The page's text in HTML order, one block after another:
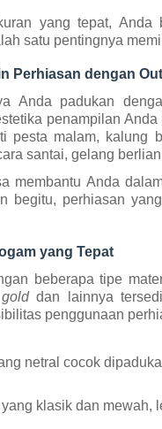
yang tepat,
satu pentingnya
Perhiasan dengan
Anda padukan
penampilan
pesta malam, kalung
santai, gelang
membantu Anda
begitu, perhiasan
yang Tepat
beberapa tipe
dan lainnya
penggunaan
netral cocok
klasik dan mewah,